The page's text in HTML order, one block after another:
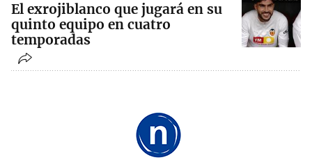
El exrojiblanco que jugará en su
quinto equipo en cuatro
temporadas